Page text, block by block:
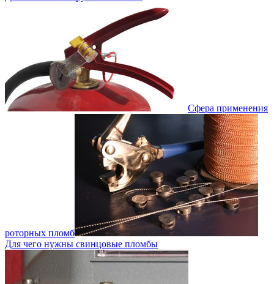
Сфера применения
роторных пломб
Для чего нужны свинцовые пломбы